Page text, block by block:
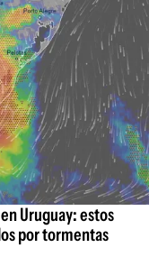
Uruguay: estos
por tormentas